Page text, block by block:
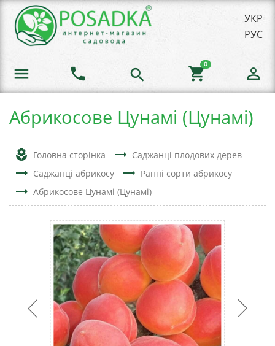
УКР
РУС
menu phone search shopping_cart
0
person_outline
Абрикосове Цунамі (Цунамі)
local_florist Головна сторінка trending_flat Саджанці плодових дерев
trending_flat Саджанці абрикосу trending_flat Ранні сорти абрикосу
trending_flat Абрикосове Цунамі (Цунамі)